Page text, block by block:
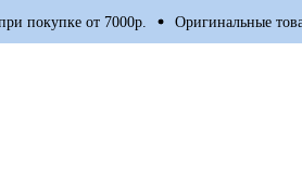
от 7000р. Оригинальные